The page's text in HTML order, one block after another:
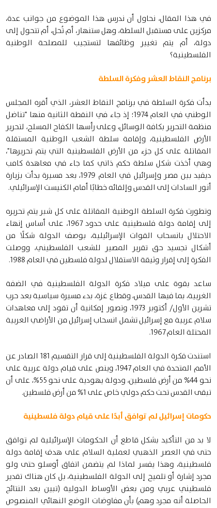
في هذا المقال، نحاول أن ندرس هذا الموضوع من جوانب عدة،
مركزين على مستقبل السلطة، وهل ستنهار، أم تُحل، أم تتحول إلى
دولة، أم يتم تغيير وظائفها لتستجيب للمصلحة الوطنية
الفلسطينية؟
برنامج النقاط العشر وفكرة السلطة
بدأت فكرة السلطة في برنامج النقاط العشر، الذي أقره المجلس
الوطني في العام 1974؛ إذ جاء في النقطة الثانية منها "تناضل
منظمة التحرير بكافة الوسائل، وعلى رأسها الكفاح المسلح، لتحرير
الأرض الفلسطينية، وإقامة سلطة الشعب الوطنية المستقلة
المقاتلة على كل جزء من الأرض الفلسطينية التي يتم تحريرها"،
وهي أخذت شكل سلطة حكم ذاتي كما جاء في معاهدة كامب
ديفيد بين مصر وإسرائيل في العام 1979، بعد مسيرة بدأت بزيارة
أنور السادات إلى القدس وإلقائه خطابًا أمام الكنيست الإسرائيلي.
وتطورت فكرة السلطة الوطنية المقاتلة على كل شبر يتم تحريره
إلى إقامة دولة فلسطينية على حدود 1967، على أساس إنهاء
الاحتلال بانسحاب القوات الإسرائيلية، بوصف الدولة شكلًا من
أشكال تجسيد حق تقرير المصير للشعب الفلسطيني، ووصلت
الفكرة إلى إقرار وثيقة الاستقلال لدولة فلسطين في العام 1988.
ساعد بقوة على ميلاد فكرة الدولة الفلسطينية في الضفة
الغربية، بما فيها القدس، وقطاع غزة، بدء مسيرة سياسية بعد حرب
تشرين الأول/ أكتوبر 1973، وتصور إمكانية أن تقود إلى معاهدات
سلام عربية مع إسرائيل تشمل انسحاب إسرائيل من الأراضي العربية
المحتلة العام 1967.
استندت فكرة الدولة الفلسطينية إلى قرار التقسيم 181 الصادر عن
الأمم المتحدة في العام 1947، وينص على قيام دولة عربية على
نحو 44% من أرض فلسطين، ودولة يهودية على نحو 55%، على أن
تبقى القدس تحت حكم دولي خاص على 1% من أرض فلسطين.
حكومات إسرائيل لم توافق أبدًا على قيام دولة فلسطينية
لا بد من التأكيد بشكل قاطع أن الحكومات الإسرائيلية لم توافق
حتى في العصر الذهبي لعملية السلام على هدف إقامة دولة
فلسطينية، وهذا يفسر لماذا لم يتضمن اتفاق أوسلو حتى ولو
مجرد إشارة أو تلميح إلى الدولة الفلسطينية، بل كان هناك تقدير
فلسطيني عربي ومن بعض الأوساط الدولية (تبين بعد النتائج
الحاصلة أنه مجرد وهم) بأن مفاوضات الوضع النهائي المنصوص